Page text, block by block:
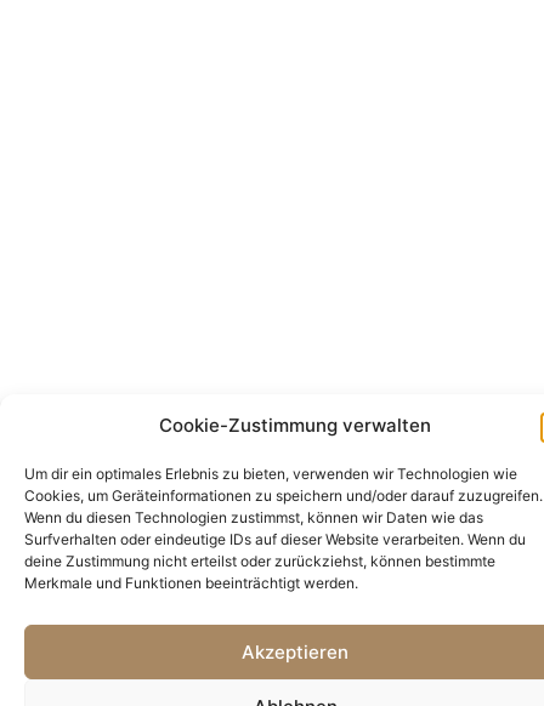
Cookie-Zustimmung verwalten
Um dir ein optimales Erlebnis zu bieten, verwenden wir Technologien wie
Cookies, um Geräteinformationen zu speichern und/oder darauf zuzugreifen.
Wenn du diesen Technologien zustimmst, können wir Daten wie das
Surfverhalten oder eindeutige IDs auf dieser Website verarbeiten. Wenn du
deine Zustimmung nicht erteilst oder zurückziehst, können bestimmte
Merkmale und Funktionen beeinträchtigt werden.
Akzeptieren